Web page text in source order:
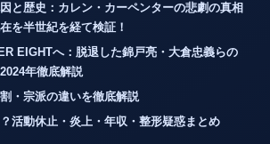
と歴史：カレン・カーペンターの悲劇の真相
を半世紀を経て検証！
EIGHTへ：脱退した錦戸亮・大倉忠義らの
年徹底解説
・宗派の違いを徹底解説
活動休止・炎上・年収・整形疑惑まとめ